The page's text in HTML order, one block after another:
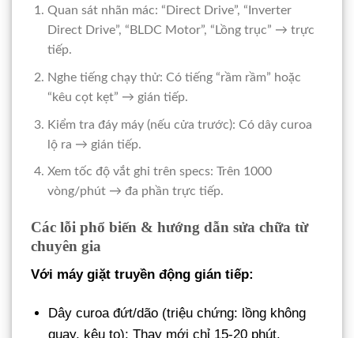
Quan sát nhãn mác: “Direct Drive”, “Inverter
Direct Drive”, “BLDC Motor”, “Lồng trục” → trực
tiếp.
Nghe tiếng chạy thử: Có tiếng “rầm rầm” hoặc
“kêu cọt kẹt” → gián tiếp.
Kiểm tra đáy máy (nếu cửa trước): Có dây curoa
lộ ra → gián tiếp.
Xem tốc độ vắt ghi trên specs: Trên 1000
vòng/phút → đa phần trực tiếp.
Các lỗi phổ biến & hướng dẫn sửa chữa từ
chuyên gia
Với máy giặt truyền động gián tiếp:
Dây curoa đứt/dão (triệu chứng: lồng không
quay, kêu to): Thay mới chỉ 15-20 phút.